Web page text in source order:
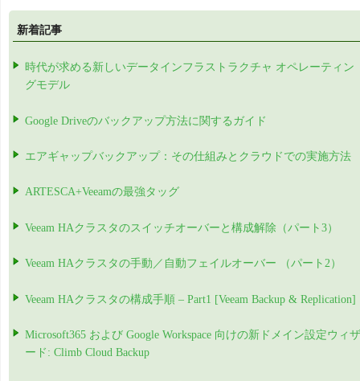
新着記事
時代が求める新しいデータインフラストラクチャ オペレーティン
グモデル
Google Driveのバックアップ方法に関するガイド
エアギャップバックアップ：その仕組みとクラウドでの実施方法
ARTESCA+Veeamの最強タッグ
Veeam HAクラスタのスイッチオーバーと構成解除（パート3）
Veeam HAクラスタの手動／自動フェイルオーバー （パート2）
Veeam HAクラスタの構成手順 – Part1 [Veeam Backup & Replication]
Microsoft365 および Google Workspace 向けの新ドメイン設定ウィザ
ード: Climb Cloud Backup